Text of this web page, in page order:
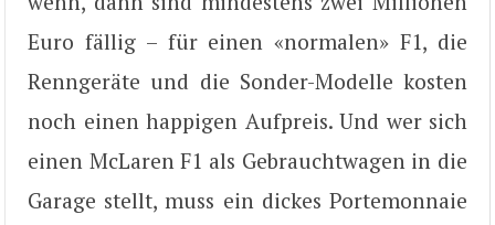
Euro fällig – für einen «normalen» F1, die
Renngeräte und die Sonder-Modelle kosten
noch einen happigen Aufpreis. Und wer sich
einen McLaren F1 als Gebrauchtwagen in die
Garage stellt, muss ein dickes Portemonnaie